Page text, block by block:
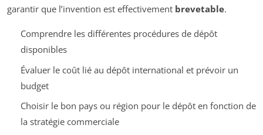
garantir que l’invention est effectivement brevetable.
Comprendre les différentes procédures de dépôt
disponibles
Évaluer le coût lié au dépôt international et prévoir un
budget
Choisir le bon pays ou région pour le dépôt en fonction de
la stratégie commerciale